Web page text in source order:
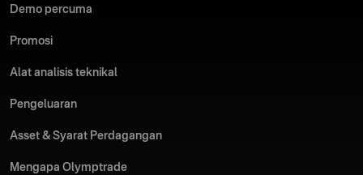
Demo percuma
Promosi
Alat analisis teknikal
Pengeluaran
Asset & Syarat Perdagangan
Mengapa Olymptrade